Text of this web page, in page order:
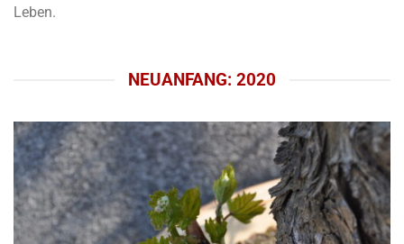
Leben.
NEUANFANG: 2020